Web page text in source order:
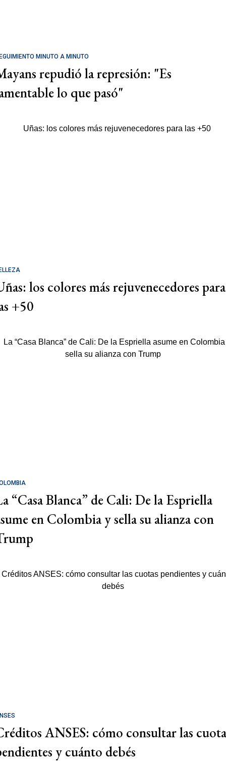
MINUTO A MINUTO
repudió la represión: "Es
lo que pasó"
los colores más rejuvenecedores para
+50
“Casa Blanca” de Cali: De la Espriella
en Colombia y sella su alianza con
ANSES: cómo consultar las
y cuánto debés